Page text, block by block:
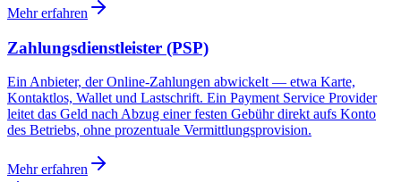
Mehr erfahren
Zahlungsdienstleister (PSP)
Ein Anbieter, der Online-Zahlungen abwickelt — etwa Karte,
Kontaktlos, Wallet und Lastschrift. Ein Payment Service Provider
leitet das Geld nach Abzug einer festen Gebühr direkt aufs Konto
des Betriebs, ohne prozentuale Vermittlungsprovision.
Mehr erfahren